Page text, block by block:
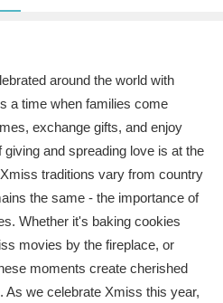
around the world with
a time when families come
exchange gifts, and enjoy
and spreading love is at the
traditions vary from country
the same - the importance of
Whether it's baking cookies
movies by the fireplace, or
moments create cherished
As we celebrate Xmiss this year,